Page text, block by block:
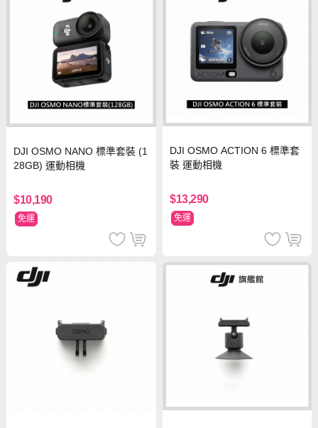
DJI OSMO NANO 標準套裝 (1
28GB) 運動相機
$10,190
免運
DJI OSMO ACTION 6 標準套
裝 運動相機
$13,290
免運